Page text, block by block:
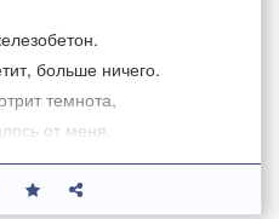
больше ничего.
темнота,
от меня.